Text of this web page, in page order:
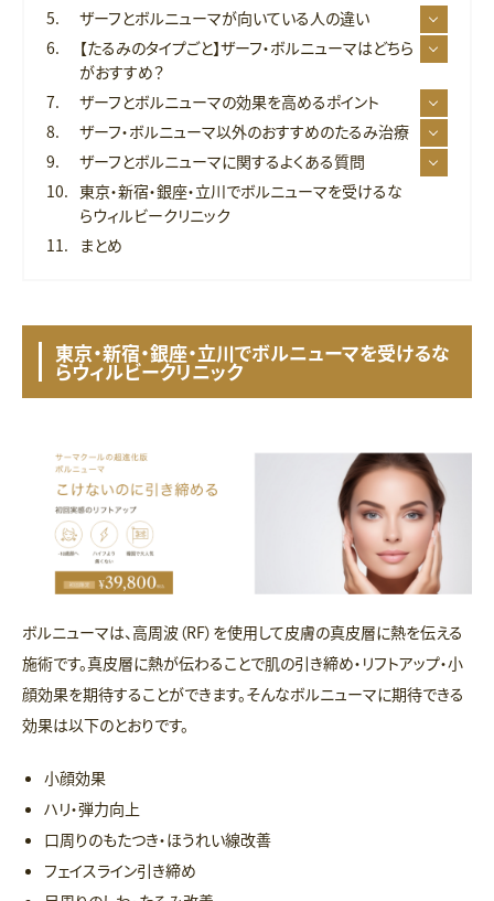
ザーフとボルニューマが向いている人の違い
【たるみのタイプごと】ザーフ・ボルニューマはどちら
がおすすめ？
ザーフとボルニューマの効果を高めるポイント
ザーフ・ボルニューマ以外のおすすめのたるみ治療
ザーフとボルニューマに関するよくある質問
東京・新宿・銀座・立川でボルニューマを受けるな
らウィルビークリニック
まとめ
東京・新宿・銀座・立川でボルニューマを受けるな
らウィルビークリニック
ボルニューマは、高周波（RF）を使用して皮膚の真皮層に熱を伝える
施術です。真皮層に熱が伝わることで肌の引き締め・リフトアップ・小
顔効果を期待することができます。そんなボルニューマに期待できる
効果は以下のとおりです。
小顔効果
ハリ・弾力向上
口周りのもたつき・ほうれい線改善
フェイスライン引き締め